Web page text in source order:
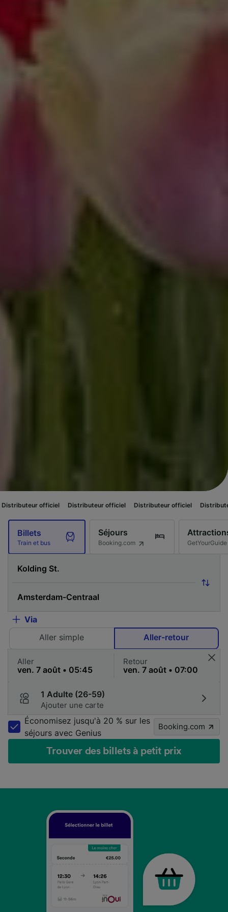
Distributeur officiel Distributeur officiel Distributeur officiel
Billets
Train et bus
Séjours
Booking.com GetYourGuide
Via
Aller simple
Aller-retour
Aller Retour
1 Adulte (26-59)
Ajouter une carte
Économisez jusqu'à 20 % sur les
séjours avec Genius
Booking.com
Trouver des billets à petit prix